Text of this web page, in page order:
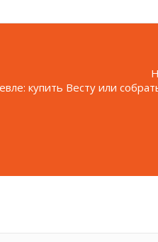
купить Весту или